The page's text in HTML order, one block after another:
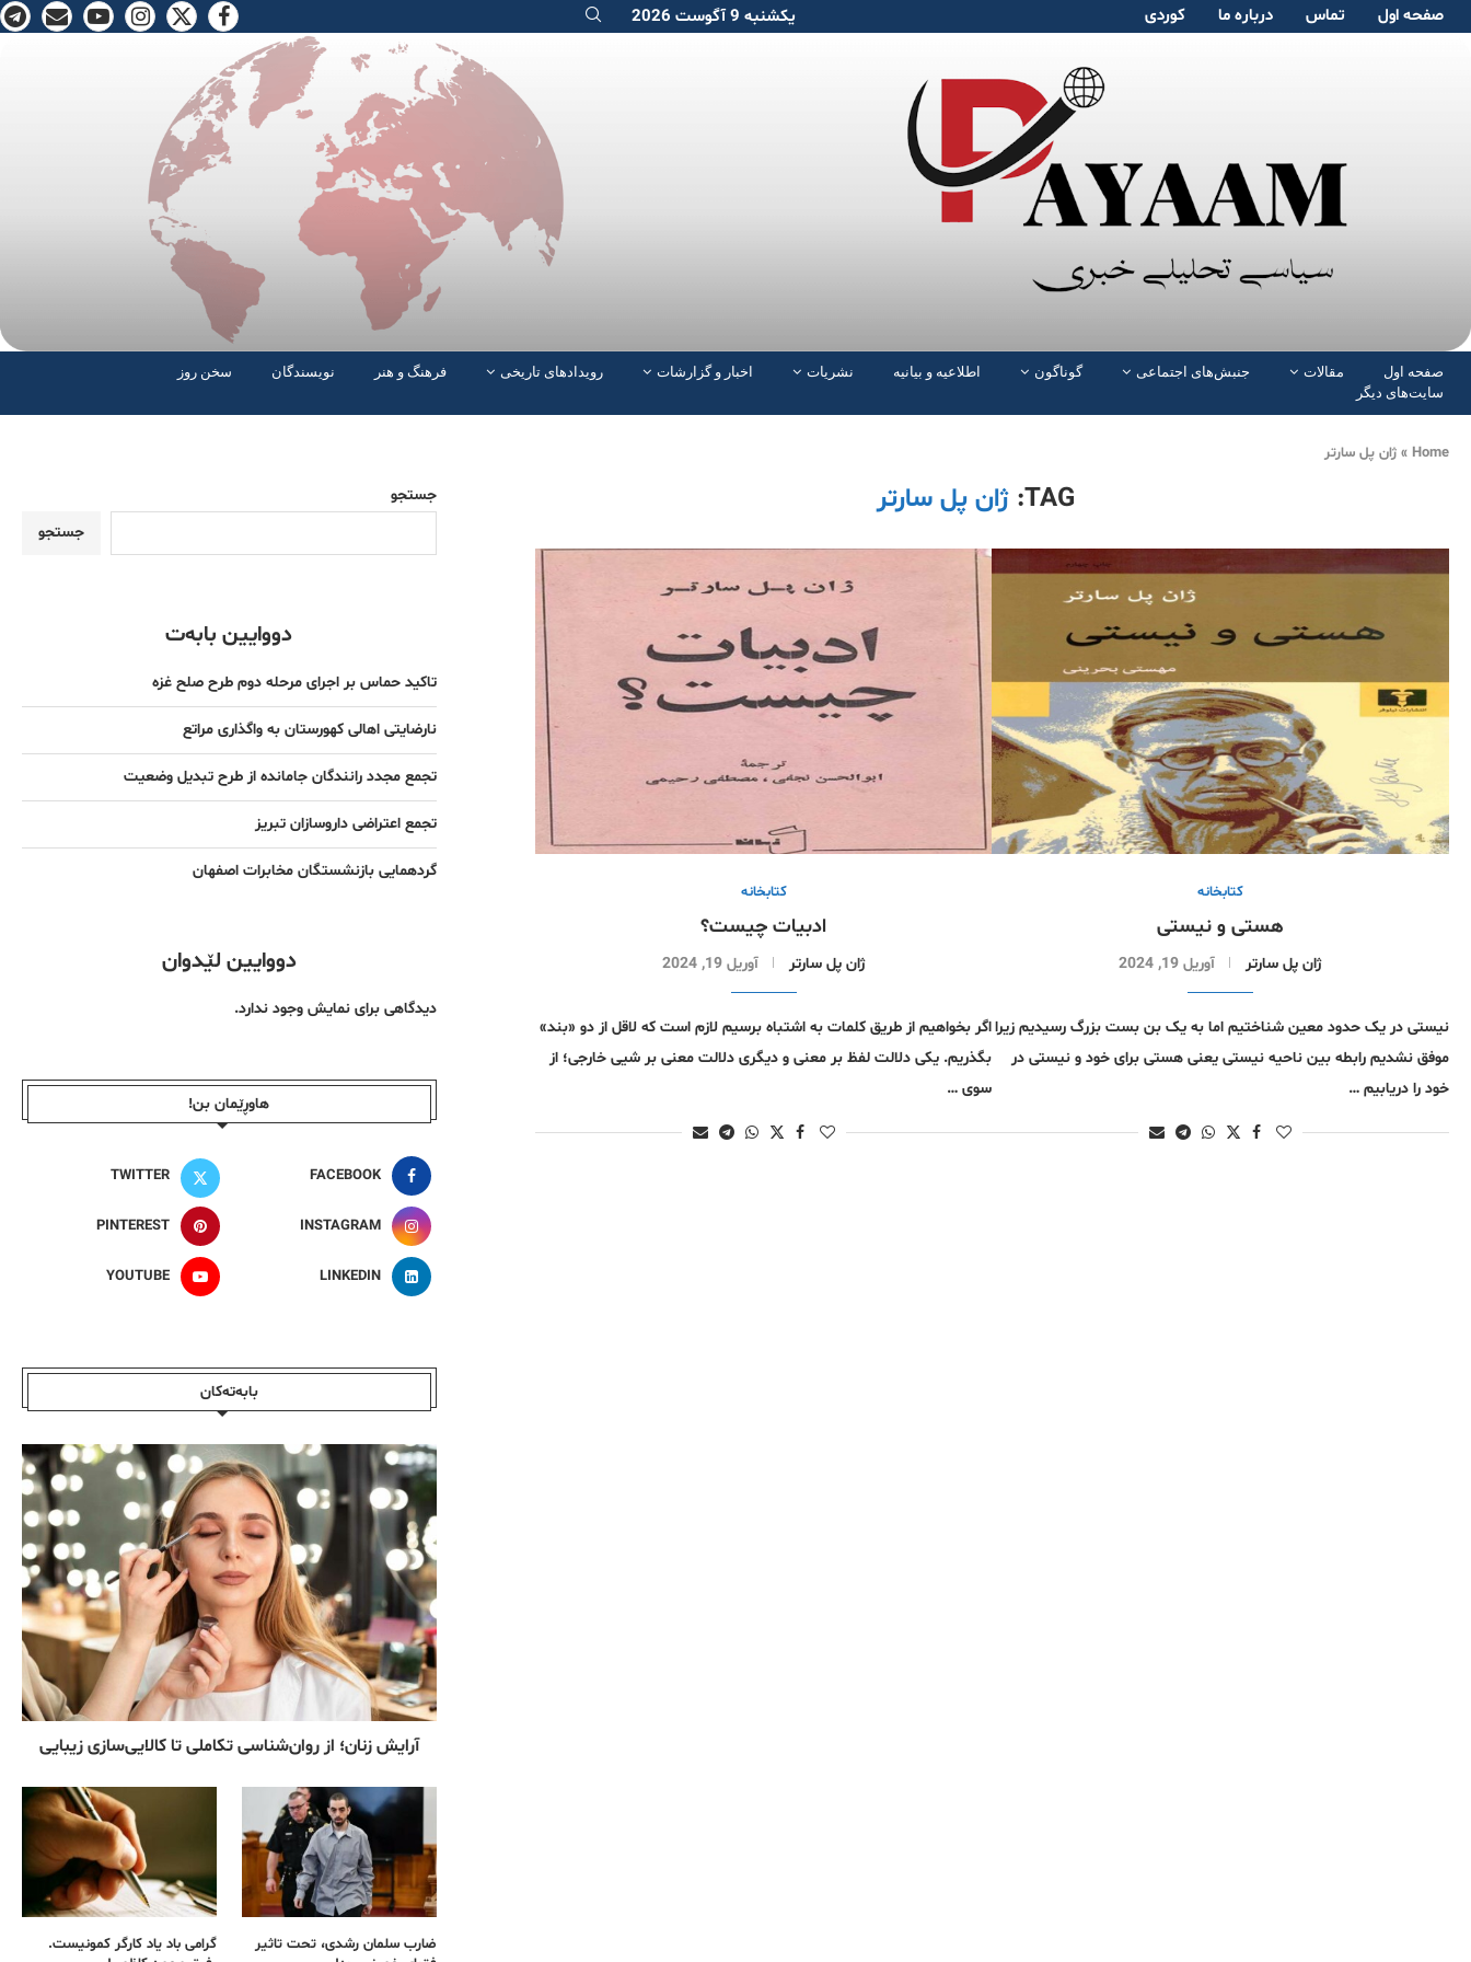
صفحە اول تماس دربارە ما کوردی یکشنبه 9 آگوست 2026
صفحە اول مقالات جنبش‌های اجتماعی گوناگون اطلاعیه و بیانیه نشریات اخبار و گزارشات رویدادهای تاریخی فرهنگ و هنر نویسندگان
سخن روز
سایت‌های دیگر
Home
» ژان پل سارتر
TAG: ژان پل سارتر
کتابخانە
هستی و نیستی
ژان پل سارتر آوریل 19, 2024
نیستی در یک حدود معین شناختیم اما به یک بن بست بزرگ رسیدیم زیرا
موفق نشدیم رابطه بین ناحیه نیستی یعنی هستی برای خود و نیستی در
خود را دریابیم …
کتابخانە
ادبیات چیست؟
ژان پل سارتر آوریل 19, 2024
اگر بخواهیم از طریق کلمات به اشتباه برسیم لازم است که لاقل از دو «بند»
بگذریم. یکی دلالت لفظ بر معنی و دیگری دلالت معنی بر شیی خارجی؛ از
سوی …
جستجو
جستجو
دووایین بابەت
تاکید حماس بر اجرای مرحله دوم طرح صلح غزه
نارضایتی اهالی کهورستان به واگذاری مراتع
تجمع مجدد رانندگان جامانده از طرح تبدیل وضعیت
تجمع اعتراضی داروسازان تبریز
گردهمایی بازنشستگان مخابرات اصفهان
دووایین لێدوان
دیدگاهی برای نمایش وجود ندارد.
هاوڕێمان بن!
FACEBOOK
TWITTER
INSTAGRAM
PINTEREST
LINKEDIN
YOUTUBE
بابەتەکان
آرایش زنان؛ از روان‌شناسی تکاملی تا کالایی‌سازی زیبایی
ضارب سلمان رشدی، تحت تاثیر
گرامی باد یاد کارگر کمونیست.